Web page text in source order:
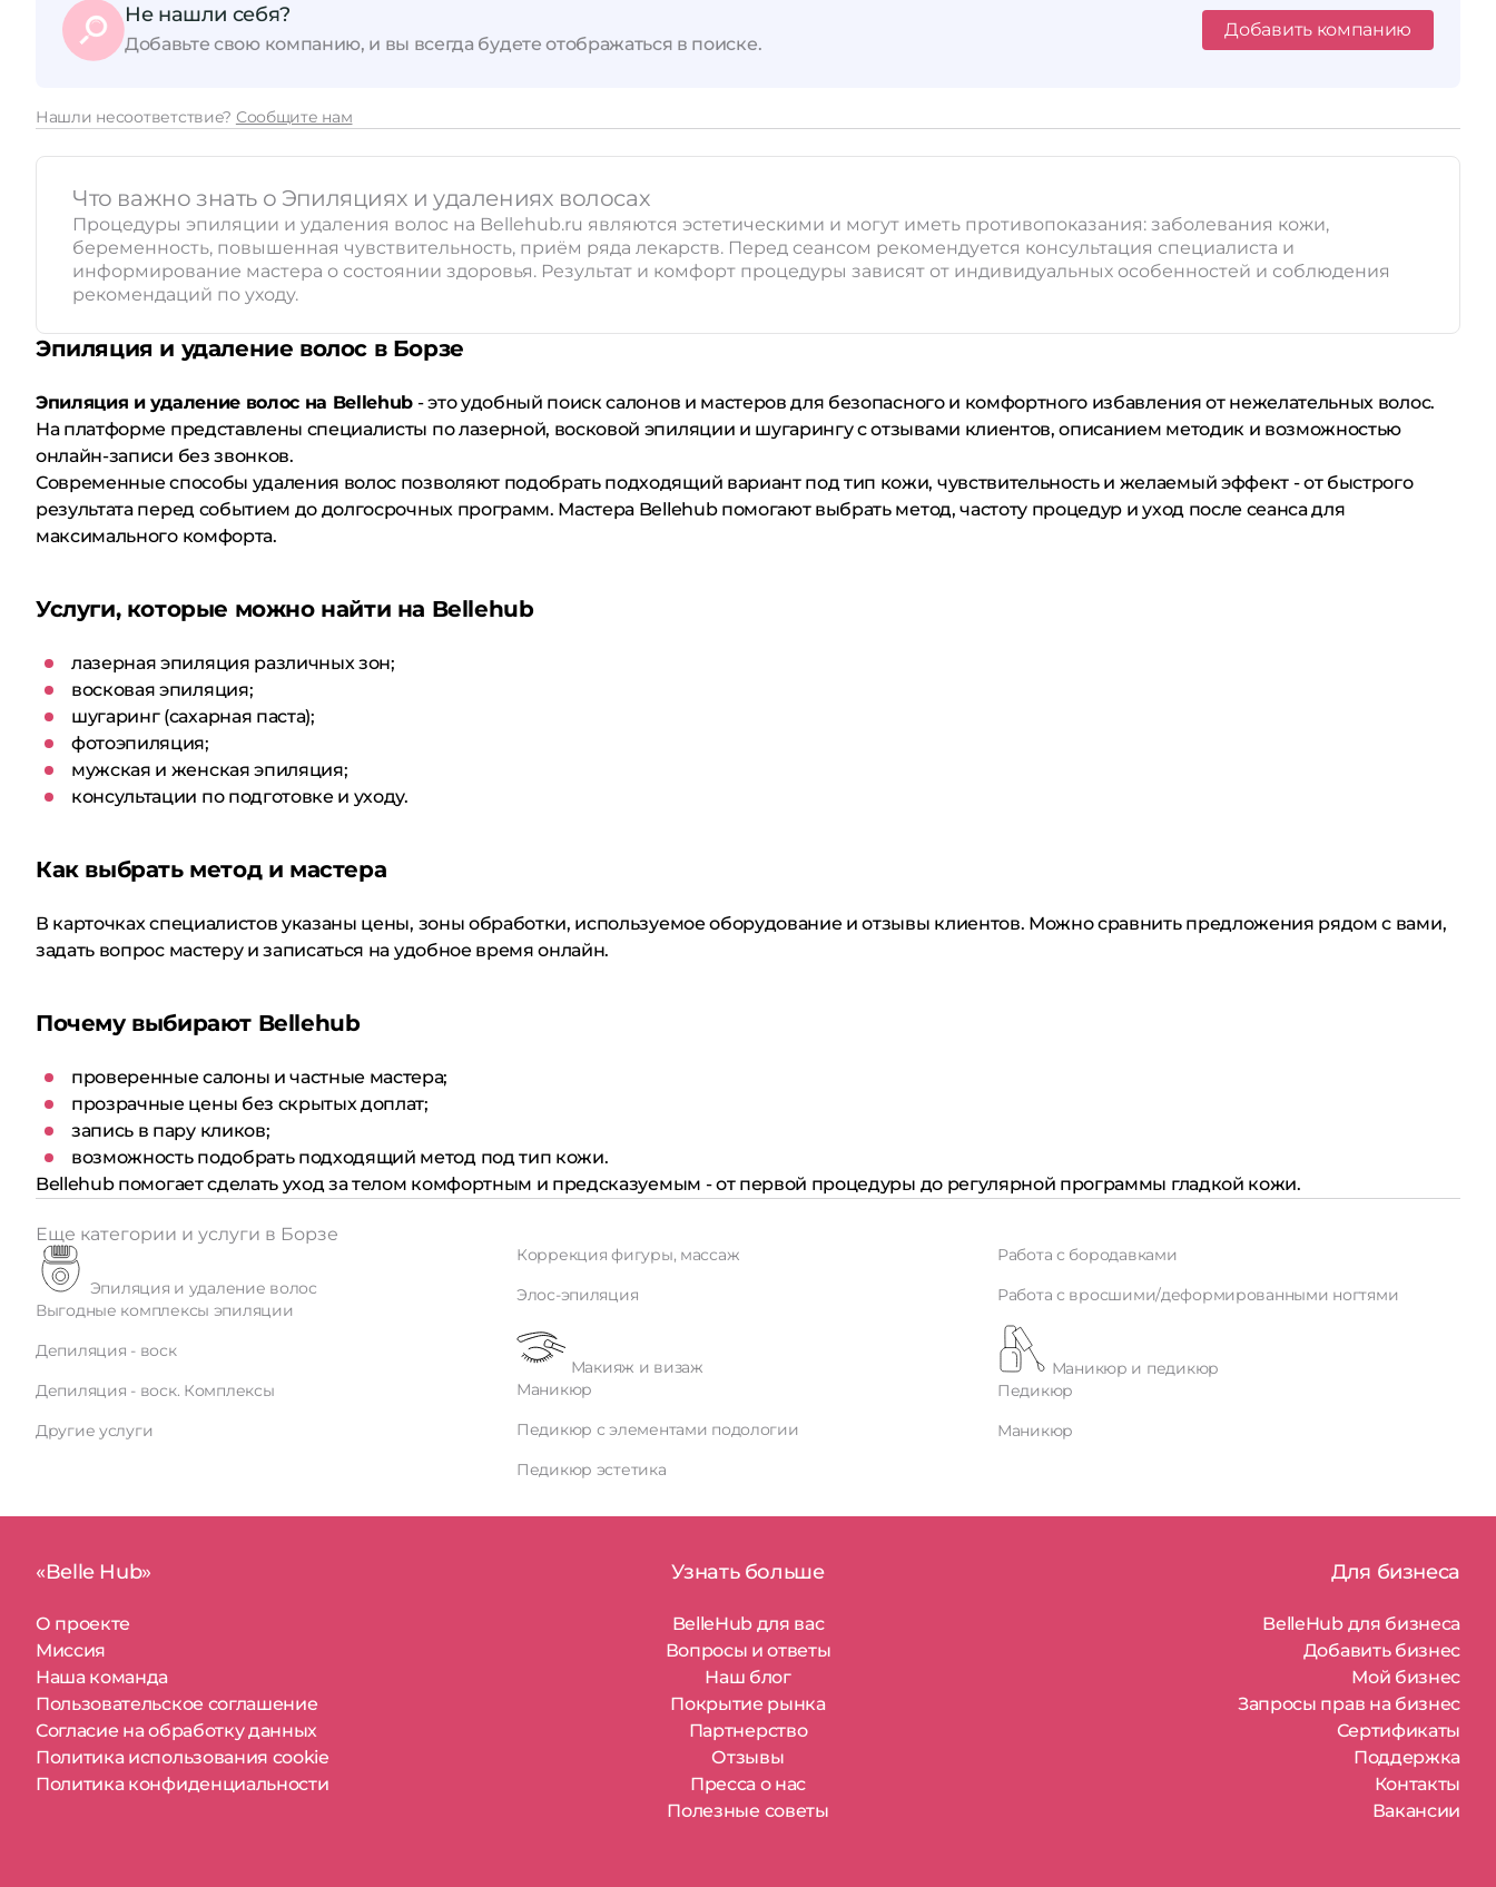
Не нашли себя?
Добавьте свою компанию, и вы всегда будете отображаться в поиске.
Добавить компанию
Нашли несоответствие? Сообщите нам
Что важно знать о Эпиляциях и удалениях волосах
Процедуры эпиляции и удаления волос на Bellehub.ru являются эстетическими и могут иметь противопоказания: заболевания кожи,
беременность, повышенная чувствительность, приём ряда лекарств. Перед сеансом рекомендуется консультация специалиста и
информирование мастера о состоянии здоровья. Результат и комфорт процедуры зависят от индивидуальных особенностей и соблюдения
рекомендаций по уходу.
Эпиляция и удаление волос в Борзе
Эпиляция и удаление волос на Bellehub - это удобный поиск салонов и мастеров для безопасного и комфортного избавления от нежелательных волос.
На платформе представлены специалисты по лазерной, восковой эпиляции и шугарингу с отзывами клиентов, описанием методик и возможностью
онлайн-записи без звонков.
Современные способы удаления волос позволяют подобрать подходящий вариант под тип кожи, чувствительность и желаемый эффект - от быстрого
результата перед событием до долгосрочных программ. Мастера Bellehub помогают выбрать метод, частоту процедур и уход после сеанса для
максимального комфорта.
Услуги, которые можно найти на Bellehub
лазерная эпиляция различных зон;
восковая эпиляция;
шугаринг (сахарная паста);
фотоэпиляция;
мужская и женская эпиляция;
консультации по подготовке и уходу.
Как выбрать метод и мастера
В карточках специалистов указаны цены, зоны обработки, используемое оборудование и отзывы клиентов. Можно сравнить предложения рядом с вами,
задать вопрос мастеру и записаться на удобное время онлайн.
Почему выбирают Bellehub
проверенные салоны и частные мастера;
прозрачные цены без скрытых доплат;
запись в пару кликов;
возможность подобрать подходящий метод под тип кожи.
Bellehub помогает сделать уход за телом комфортным и предсказуемым - от первой процедуры до регулярной программы гладкой кожи.
Еще категории и услуги в Борзе
Эпиляция и удаление волос
Выгодные комплексы эпиляции
Депиляция - воск
Депиляция - воск. Комплексы
Другие услуги
Коррекция фигуры, массаж
Элос-эпиляция
Макияж и визаж
Маникюр
Педикюр с элементами подологии
Педикюр эстетика
Работа с бородавками
Работа с вросшими/деформированными ногтями
Маникюр и педикюр
Педикюр
Маникюр
«Belle Hub»
О проекте
Миссия
Наша команда
Пользовательское соглашение
Согласие на обработку данных
Политика использования cookie
Политика конфиденциальности
Узнать больше
BelleHub для вас
Вопросы и ответы
Наш блог
Покрытие рынка
Партнерство
Отзывы
Пресса о нас
Полезные советы
Для бизнеса
BelleHub для бизнеса
Добавить бизнес
Мой бизнес
Запросы прав на бизнес
Сертификаты
Поддержка
Контакты
Вакансии